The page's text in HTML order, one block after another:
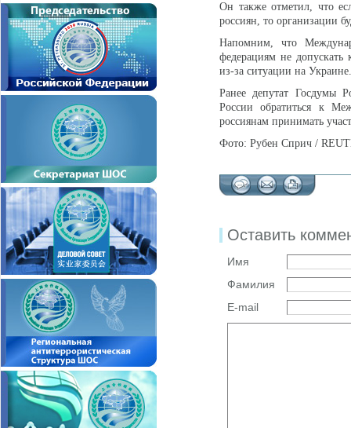
Он также отметил, что
россиян, то организации
Напомним, что
федерациям не допускать
из-за ситуации на Украине.
Ранее депутат Госдумы
России обратиться к
россиянам принимать
Фото: Рубен Сприч /
Оставить
Имя
Фамилия
E-mail